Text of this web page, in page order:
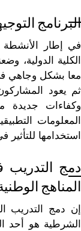
البرنامج
في إطار الأنشطة
الكلية الدولية،
معا بشكل وجاهي
ثم يعود
وكفاءات جديدة
المعلومات
استخدامها
دمج التدريب
المناهج
إن دمج التدريب
الشرطية هو أحد